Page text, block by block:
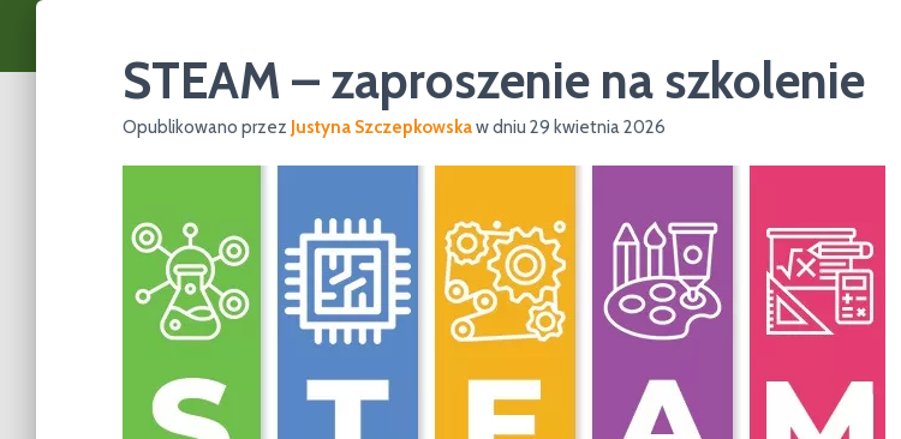
STEAM – zaproszenie na szkolenie
Opublikowano przez Justyna Szczepkowskaw dniu 29 kwietnia 2026